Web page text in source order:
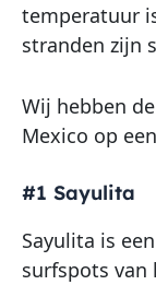
temperatuur
stranden zijn
Wij hebben
Mexico op
#1 Sayulita
Sayulita is
surfspots van